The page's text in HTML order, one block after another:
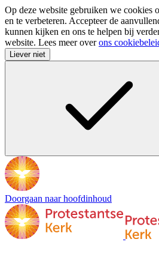
Op deze website gebruiken we cookies
en te verbeteren. Accepteer de
kunnen kijken en ons te helpen bij
website. Lees meer overons
Liever niet
Doorgaan naar hoofdinhoud